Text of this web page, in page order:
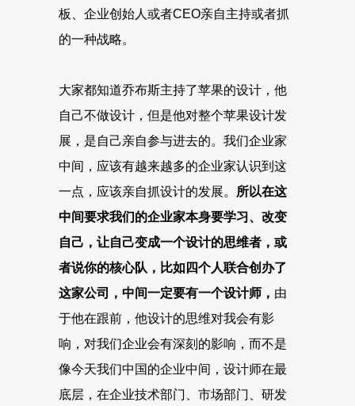
板、企业创始人或者CEO亲自主持或者抓
的一种战略。
大家都知道乔布斯主持了苹果的设计，他
自己不做设计，但是他对整个苹果设计发
展，是自己亲自参与进去的。我们企业家
中间，应该有越来越多的企业家认识到这
一点，应该亲自抓设计的发展。 所以在这
中间要求我们的企业家本身要学习、改变
自己，让自己变成一个设计的思维者，或
者说你的核心队，比如四个人联合创办了
这家公司，中间一定要有一个设计师， 由
于他在跟前，他设计的思维对我会有影
响，对我们企业会有深刻的影响，而不是
像今天我们中国的企业中间，设计师在最
底层，在企业技术部门、市场部门、研发